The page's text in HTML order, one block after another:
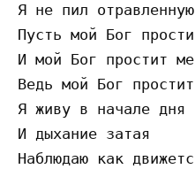
Я не пил
Пусть мой Бог
И мой Бог простит
Ведь мой Бог
Я живу в начале дня
И дыхание затая
Наблюдаю как